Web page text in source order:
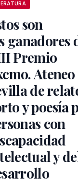
son
ganadores
Premio
Ateneo
de
y poesía
con
y